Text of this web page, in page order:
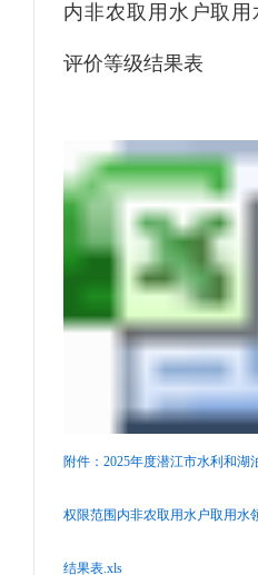
内非农取用水户取用
评价等级结果表
附件：2025年度潜江市水利和湖
权限范围内非农取用水户取用水
结果表.xls